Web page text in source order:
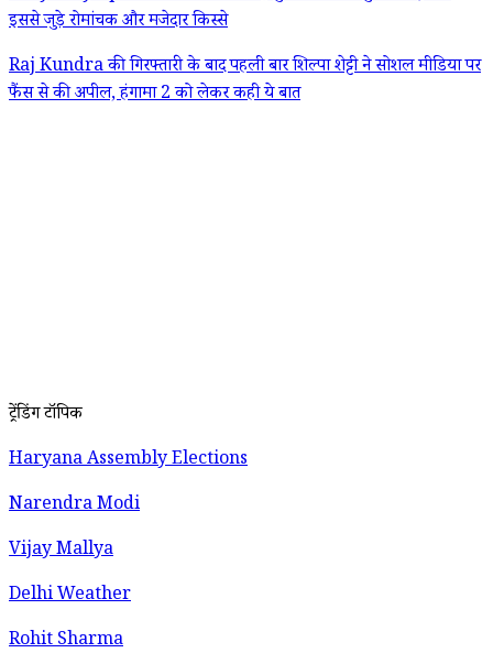
इससे जुड़े रोमांचक और मजेदार किस्से
Raj Kundra की गिरफ्तारी के बाद पहली बार शिल्पा शेट्टी ने सोशल मीडिया पर
फैंस से की अपील, हंगामा 2 को लेकर कही ये बात
ट्रेंडिंग टॉपिक
Haryana Assembly Elections
Narendra Modi
Vijay Mallya
Delhi Weather
Rohit Sharma